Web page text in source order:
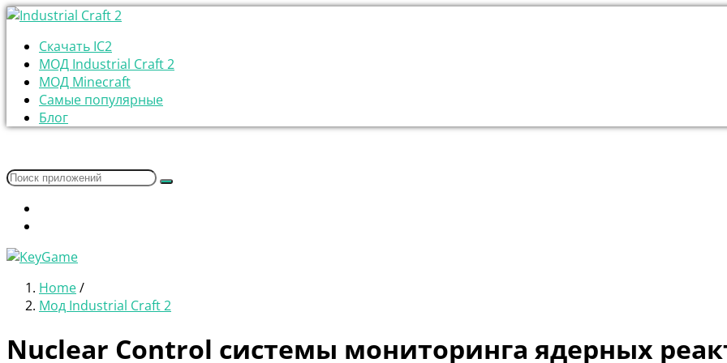
Скачать IC2
МОД Industrial Craft 2
МОД Minecraft
Самые популярные
Блог
Home/
Мод Industrial Craft 2
Nuclear Control системы мониторинга ядерных